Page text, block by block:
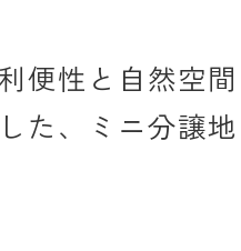
便性と自然空
た、ミニ分譲